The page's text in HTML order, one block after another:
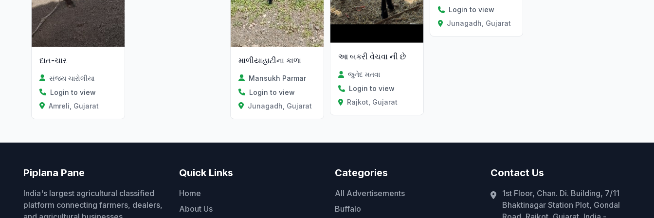
દાત-ચાર
સંજય ચારોલીયા
Login to view
Amreli, Gujarat
માળીયાહાટીના કાળા
Mansukh Parmar
Login to view
Junagadh, Gujarat
આ બકરી વેચવા ની છે
જુનેદ મતવા
Login to view
Rajkot, Gujarat
Login to view
Junagadh, Gujarat
Piplana Pane
India's largest agricultural classified
platform connecting farmers, dealers,
Quick Links
Home
About Us
Categories
All Advertisements
Buffalo
Contact Us
1st Floor, Chan. Di. Building, 7/11
Bhaktinagar Station Plot, Gondal